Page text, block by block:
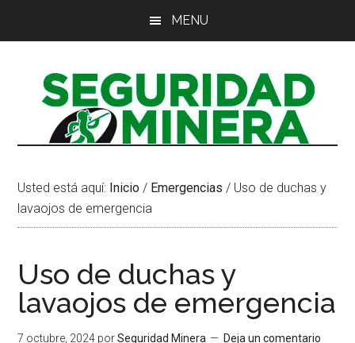
principal
MENU
Usted está aquí: Inicio / Emergencias / Uso de duchas y
lavaojos de emergencia
Uso de duchas y
lavaojos de emergencia
7 octubre, 2024 porSeguridad Minera Deja un comentario